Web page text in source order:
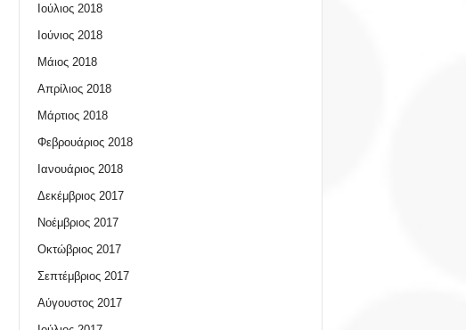
Ιούλιος 2018
Ιούνιος 2018
Μάιος 2018
Απρίλιος 2018
Μάρτιος 2018
Φεβρουάριος 2018
Ιανουάριος 2018
Δεκέμβριος 2017
Νοέμβριος 2017
Οκτώβριος 2017
Σεπτέμβριος 2017
Αύγουστος 2017